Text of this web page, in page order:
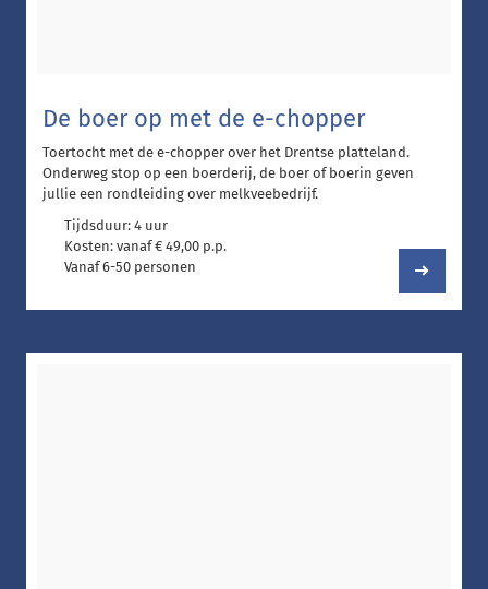
De boer op met de e-chopper
Toertocht met de e-chopper over het Drentse platteland.
Onderweg stop op een boerderij, de boer of boerin geven
jullie een rondleiding over melkveebedrijf.
Tijdsduur: 4 uur
Kosten: vanaf € 49,00 p.p.
Vanaf 6-50 personen